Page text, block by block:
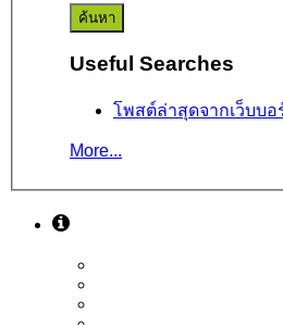
Useful Searches
โพสต์ล่าสุดจากเว็บบอ
More...